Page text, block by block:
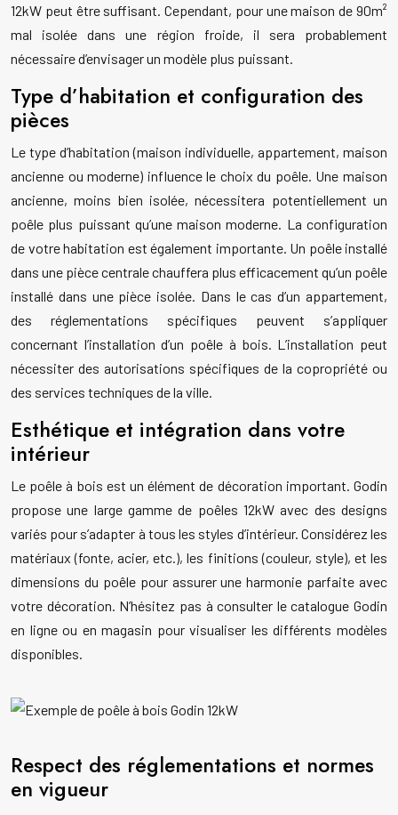
12kW peut être suffisant. Cependant, pour une maison de 90m²
mal isolée dans une région froide, il sera probablement
nécessaire d’envisager un modèle plus puissant.
Type d’habitation et configuration des
pièces
Le type d’habitation (maison individuelle, appartement, maison
ancienne ou moderne) influence le choix du poêle. Une maison
ancienne, moins bien isolée, nécessitera potentiellement un
poêle plus puissant qu’une maison moderne. La configuration
de votre habitation est également importante. Un poêle installé
dans une pièce centrale chauffera plus efficacement qu’un poêle
installé dans une pièce isolée. Dans le cas d’un appartement,
des réglementations spécifiques peuvent s’appliquer
concernant l’installation d’un poêle à bois. L’installation peut
nécessiter des autorisations spécifiques de la copropriété ou
des services techniques de la ville.
Esthétique et intégration dans votre
intérieur
Le poêle à bois est un élément de décoration important. Godin
propose une large gamme de poêles 12kW avec des designs
variés pour s’adapter à tous les styles d’intérieur. Considérez les
matériaux (fonte, acier, etc.), les finitions (couleur, style), et les
dimensions du poêle pour assurer une harmonie parfaite avec
votre décoration. N’hésitez pas à consulter le catalogue Godin
en ligne ou en magasin pour visualiser les différents modèles
disponibles.
Respect des réglementations et normes
en vigueur